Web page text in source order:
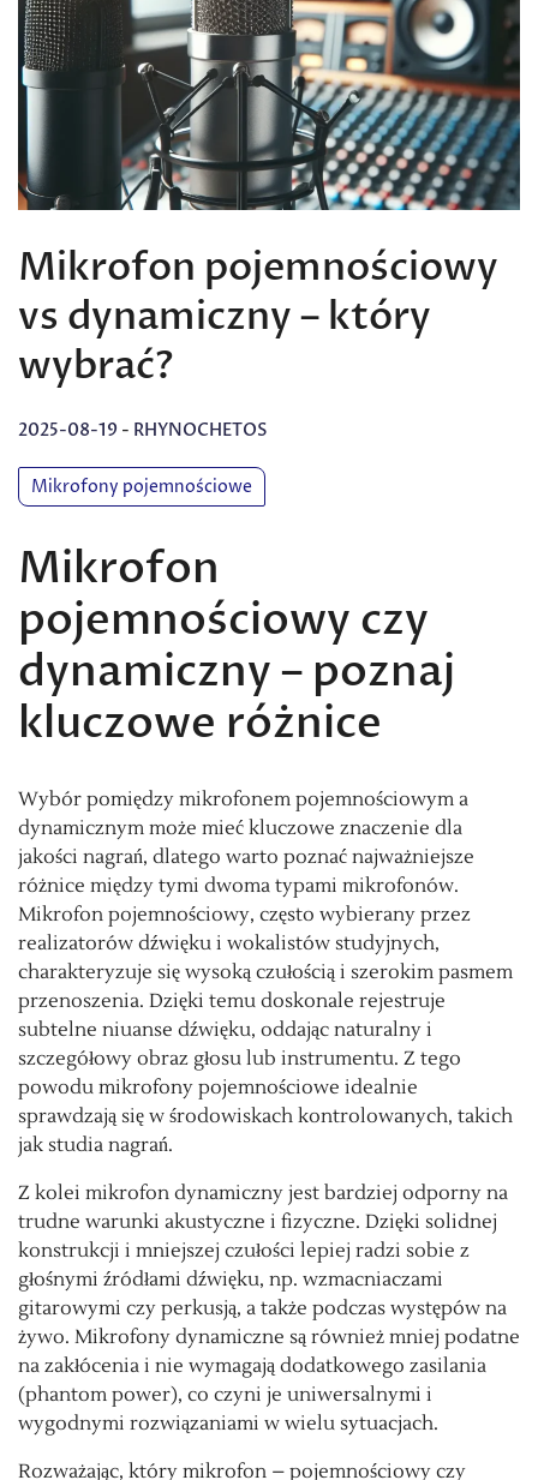
Mikrofon pojemnościowy
vs dynamiczny – który
wybrać?
2025-08-19 - RHYNOCHETOS
Mikrofony pojemnościowe
Mikrofon
pojemnościowy czy
dynamiczny – poznaj
kluczowe różnice
Wybór pomiędzy mikrofonem pojemnościowym a
dynamicznym może mieć kluczowe znaczenie dla
jakości nagrań, dlatego warto poznać najważniejsze
różnice między tymi dwoma typami mikrofonów.
Mikrofon pojemnościowy, często wybierany przez
realizatorów dźwięku i wokalistów studyjnych,
charakteryzuje się wysoką czułością i szerokim pasmem
przenoszenia. Dzięki temu doskonale rejestruje
subtelne niuanse dźwięku, oddając naturalny i
szczegółowy obraz głosu lub instrumentu. Z tego
powodu mikrofony pojemnościowe idealnie
sprawdzają się w środowiskach kontrolowanych, takich
jak studia nagrań.
Z kolei mikrofon dynamiczny jest bardziej odporny na
trudne warunki akustyczne i fizyczne. Dzięki solidnej
konstrukcji i mniejszej czułości lepiej radzi sobie z
głośnymi źródłami dźwięku, np. wzmacniaczami
gitarowymi czy perkusją, a także podczas występów na
żywo. Mikrofony dynamiczne są również mniej podatne
na zakłócenia i nie wymagają dodatkowego zasilania
(phantom power), co czyni je uniwersalnymi i
wygodnymi rozwiązaniami w wielu sytuacjach.
Rozważając, który mikrofon – pojemnościowy czy